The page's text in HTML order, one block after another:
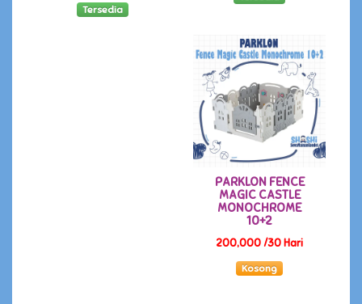
Tersedia
PARKLON FENCE
MAGIC CASTLE
MONOCHROME
10+2
200,000 /30 Hari
Kosong